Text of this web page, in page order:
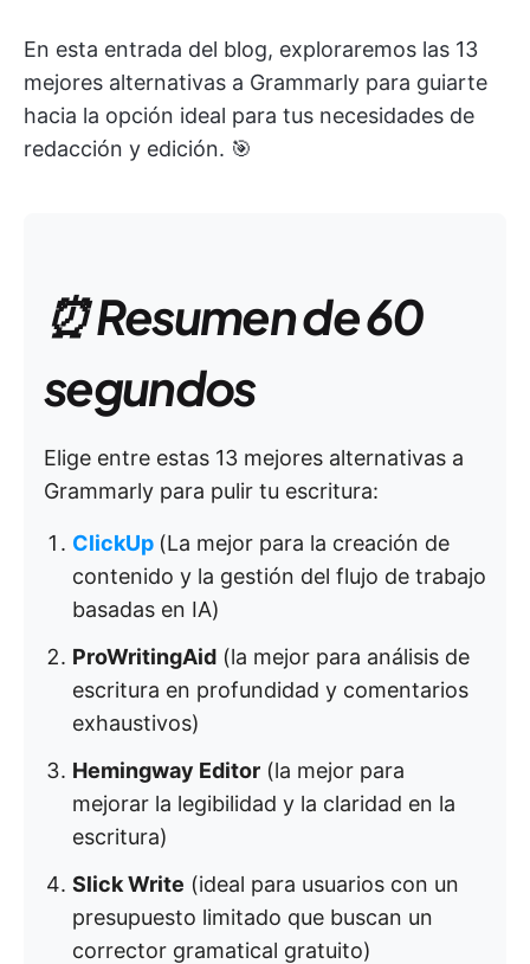
En esta entrada del blog, exploraremos las 13
mejores alternativas a Grammarly para guiarte
hacia la opción ideal para tus necesidades de
redacción y edición. 🎯
⏰ Resumen de 60
segundos
Elige entre estas 13 mejores alternativas a
Grammarly para pulir tu escritura:
ClickUp (La mejor para la creación de
contenido y la gestión del flujo de trabajo
basadas en IA)
ProWritingAid (la mejor para análisis de
escritura en profundidad y comentarios
exhaustivos)
Hemingway Editor (la mejor para
mejorar la legibilidad y la claridad en la
escritura)
Slick Write (ideal para usuarios con un
presupuesto limitado que buscan un
corrector gramatical gratuito)